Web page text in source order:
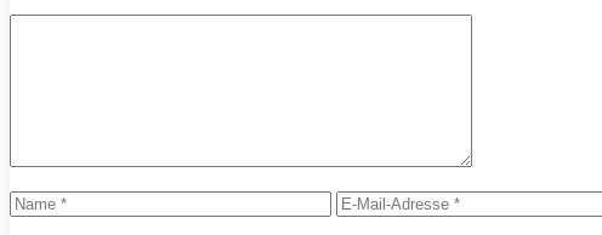
Name
E-
Mail-